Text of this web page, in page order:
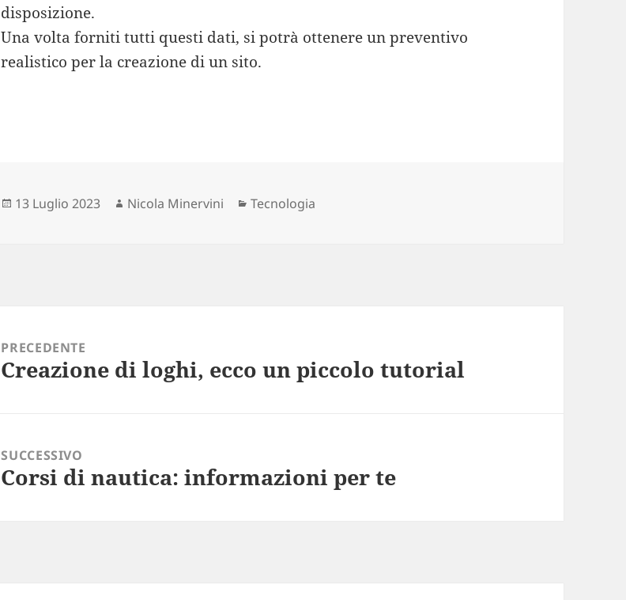
disposizione.
Una volta forniti tutti questi dati, si potrà ottenere un preventivo
realistico per la creazione di un sito.
Scritto
13 Luglio 2023 Autore
Nicola Minervini Categorie
Tecnologia
PRECEDENTE
Articolo
Creazione di loghi, ecco un piccolo tutorial
SUCCESSIVO
Articolo
Corsi di nautica: informazioni per te